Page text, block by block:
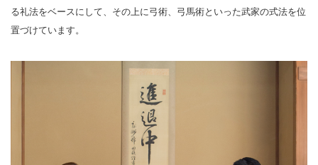
る礼法をベースにして、その上に弓術、弓馬術といった武家の式法を位
置づけています。